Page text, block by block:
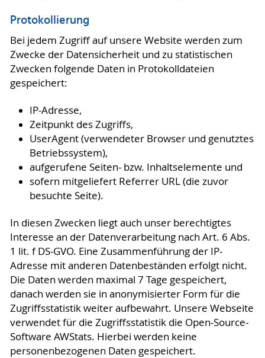
Protokollierung
Bei jedem Zugriff auf unsere Website werden zum
Zwecke der Datensicherheit und zu statistischen
Zwecken folgende Daten in Protokolldateien
gespeichert:
IP-Adresse,
Zeitpunkt des Zugriffs,
UserAgent (verwendeter Browser und genutztes
Betriebssystem),
aufgerufene Seiten- bzw. Inhaltselemente und
sofern mitgeliefert Referrer URL (die zuvor
besuchte Seite).
In diesen Zwecken liegt auch unser berechtigtes
Interesse an der Datenverarbeitung nach Art. 6 Abs.
1 lit. f DS-GVO. Eine Zusammenführung der IP-
Adresse mit anderen Datenbeständen erfolgt nicht.
Die Daten werden maximal 7 Tage gespeichert,
danach werden sie in anonymisierter Form für die
Zugriffsstatistik weiter aufbewahrt. Unsere Webseite
verwendet für die Zugriffsstatistik die Open-Source-
Software AWStats. Hierbei werden keine
personenbezogenen Daten gespeichert.